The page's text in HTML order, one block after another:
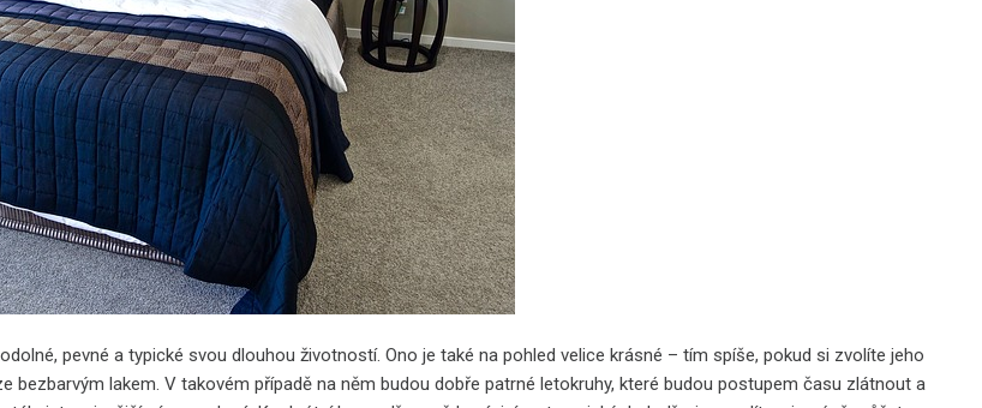
pevné a typické svou dlouhou životností. Ono je také na pohled velice krásné – tím spíše, pokud si zvolíte jeho
bezbarvým lakem. V takovém případě na něm budou dobře patrné letokruhy, které budou postupem času zlátnout a